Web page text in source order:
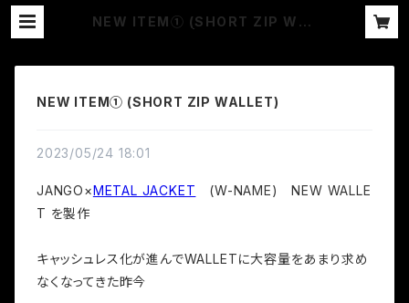
NEW ITEM① (SHORT ZIP WAL
NEW ITEM① (SHORT ZIP WALLET)
2023/05/24 18:01
JANGO×METAL JACKET (W-NAME) NEW WALLE
T を製作
キャッシュレス化が進んでWALLETに大容量をあまり求め
なくなってきた昨今